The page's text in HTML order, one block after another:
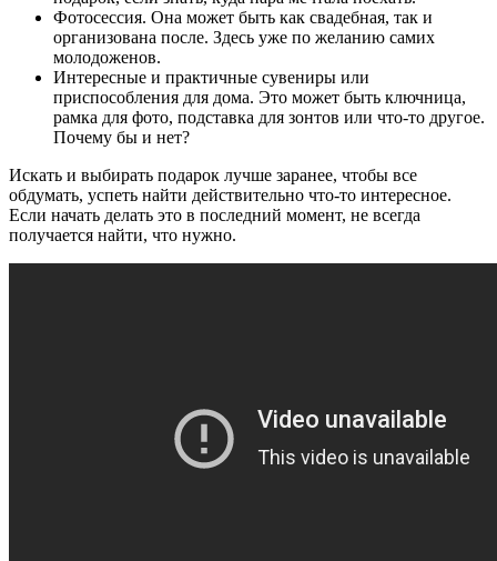
Фотосессия. Она может быть как свадебная, так и
организована после. Здесь уже по желанию самих
молодоженов.
Интересные и практичные сувениры или
приспособления для дома. Это может быть ключница,
рамка для фото, подставка для зонтов или что-то другое.
Почему бы и нет?
Искать и выбирать подарок лучше заранее, чтобы все
обдумать, успеть найти действительно что-то интересное.
Если начать делать это в последний момент, не всегда
получается найти, что нужно.